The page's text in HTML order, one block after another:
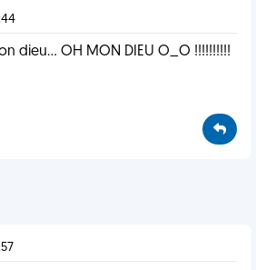
dieu... OH MON DIEU O_O !!!!!!!!!!